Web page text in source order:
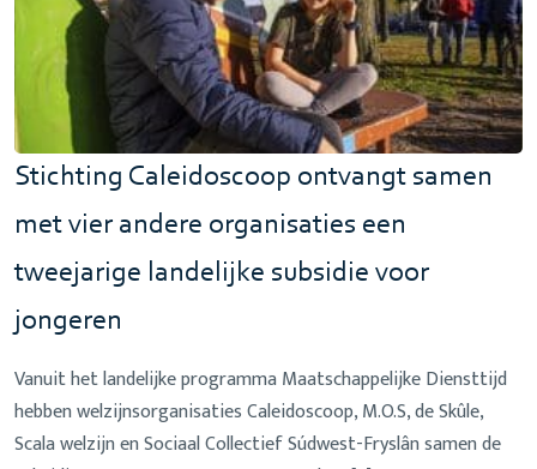
Stichting Caleidoscoop ontvangt samen
met vier andere organisaties een
tweejarige landelijke subsidie voor
jongeren
Vanuit het landelijke programma Maatschappelijke Diensttijd
hebben welzijnsorganisaties Caleidoscoop, M.O.S, de Skûle,
Scala welzijn en Sociaal Collectief Súdwest-Fryslân samen de